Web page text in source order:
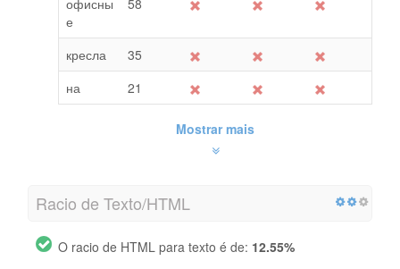
е
кресла
35
на
21
Mostrar mais
Racio de Texto/HTML
O racio de HTML para texto é de: 12.55%